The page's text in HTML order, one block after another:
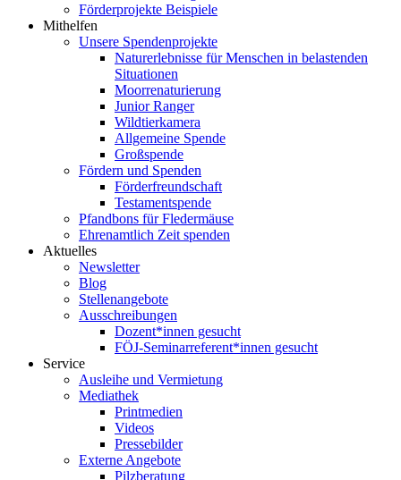
Förderprojekte Beispiele
Mithelfen
Unsere Spendenprojekte
Naturerlebnisse für Menschen in belastenden
Situationen
Moorrenaturierung
Junior Ranger
Wildtierkamera
Allgemeine Spende
Großspende
Fördern und Spenden
Förderfreundschaft
Testamentspende
Pfandbons für Fledermäuse
Ehrenamtlich Zeit spenden
Aktuelles
Newsletter
Blog
Stellenangebote
Ausschreibungen
Dozent*innen gesucht
FÖJ-Seminarreferent*innen gesucht
Service
Ausleihe und Vermietung
Mediathek
Printmedien
Videos
Pressebilder
Externe Angebote
Pilzberatung